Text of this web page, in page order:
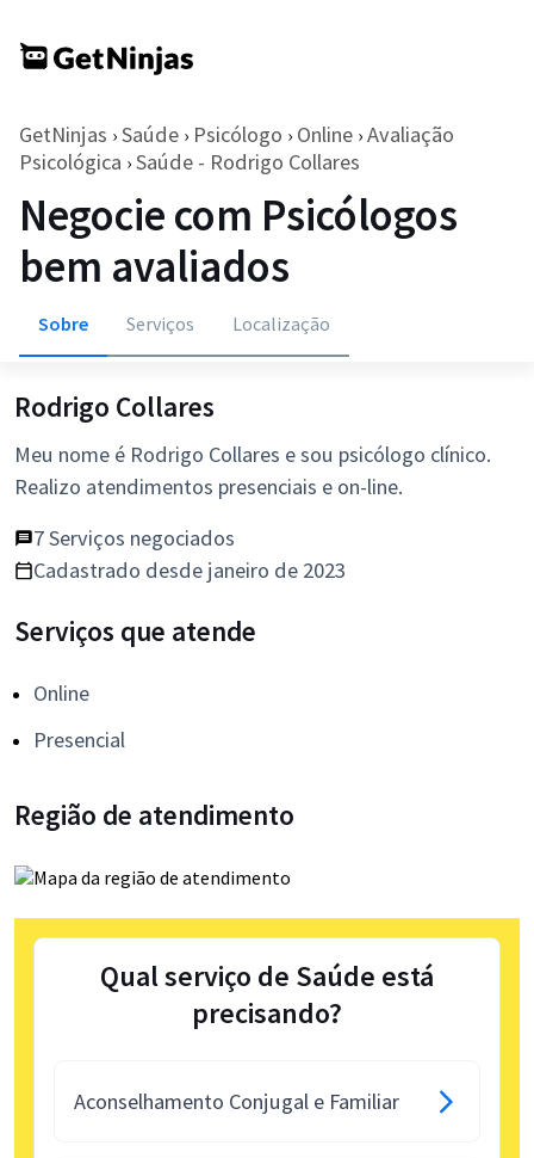
GetNinjas › Saúde › Psicólogo › Online › Avaliação
Psicológica › Saúde - Rodrigo Collares
Negocie com Psicólogos
bem avaliados
Sobre Serviços Localização
Rodrigo Collares
Meu nome é Rodrigo Collares e sou psicólogo clínico.
Realizo atendimentos presenciais e on-line.
7 Serviços negociados
Cadastrado desde janeiro de 2023
Serviços que atende
Online
Presencial
Região de atendimento
Qual serviço de Saúde está
precisando?
Aconselhamento Conjugal e Familiar